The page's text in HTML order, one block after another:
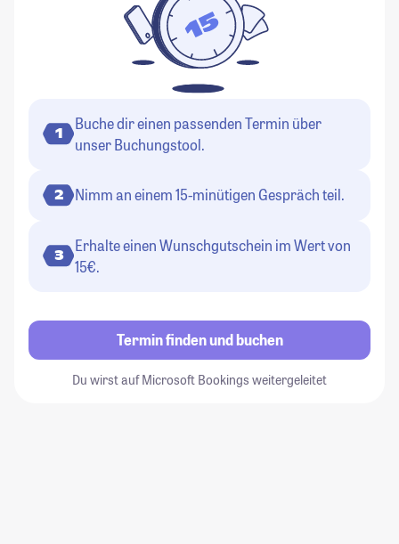
1
Buche dir einen passenden Termin über
unser Buchungstool.
2 Nimm an einem 15-minütigen Gespräch teil.
3
Erhalte einen Wunschgutschein im Wert von
15€.
Termin finden und buchen
Du wirst auf Microsoft Bookings weitergeleitet